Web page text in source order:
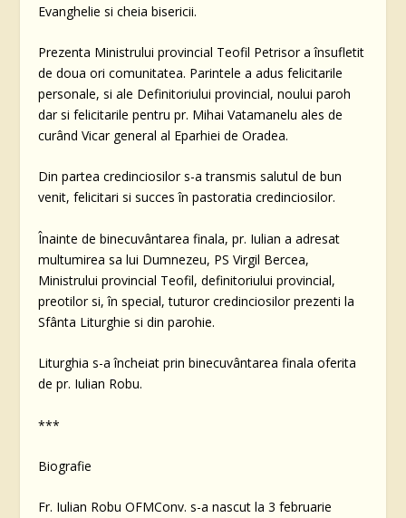
Evanghelie si cheia bisericii.
Prezenta Ministrului provincial Teofil Petrisor a însufletit
de doua ori comunitatea. Parintele a adus felicitarile
personale, si ale Definitoriului provincial, noului paroh
dar si felicitarile pentru pr. Mihai Vatamanelu ales de
curând Vicar general al Eparhiei de Oradea.
Din partea credinciosilor s-a transmis salutul de bun
venit, felicitari si succes în pastoratia credinciosilor.
Înainte de binecuvântarea finala, pr. Iulian a adresat
multumirea sa lui Dumnezeu, PS Virgil Bercea,
Ministrului provincial Teofil, definitoriului provincial,
preotilor si, în special, tuturor credinciosilor prezenti la
Sfânta Liturghie si din parohie.
Liturghia s-a încheiat prin binecuvântarea finala oferita
de pr. Iulian Robu.
***
Biografie
Fr. Iulian Robu OFMConv. s-a nascut la 3 februarie